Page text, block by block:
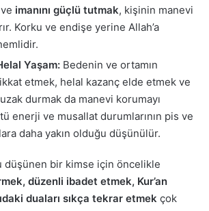
imanını güçlü tutmak, kişinin manevi
Korku ve endişe yerine Allah’a
Yaşam: Bedenin ve ortamın
etmek, helal kazanç elde etmek ve
durmak da manevi korumayı
enerji ve musallat durumlarının pis ve
daha yakın olduğu düşünülür.
düşünen bir kimse için öncelikle
düzenli ibadet etmek, Kur’an
duaları sıkça tekrar etmek çok